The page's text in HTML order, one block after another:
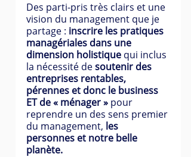
Des parti-pris très clairs et une
vision du management que je
partage : inscrire les pratiques
managériales dans une
dimension holistique qui inclus
la nécessité de soutenir des
entreprises rentables,
pérennes et donc le business
ET de « ménager » pour
reprendre un des sens premier
du management, les
personnes et notre belle
planète.